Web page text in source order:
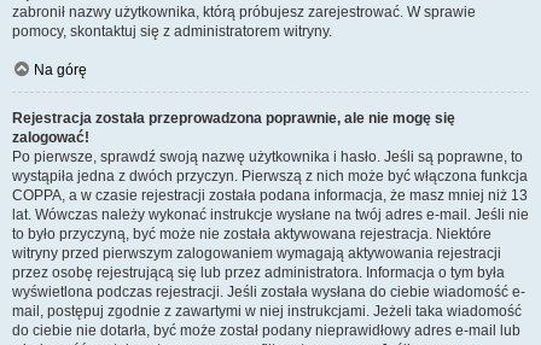
zabronił nazwy użytkownika, którą próbujesz zarejestrować. W sprawie
pomocy, skontaktuj się z administratorem witryny.
Na górę
Rejestracja została przeprowadzona poprawnie, ale nie mogę się
zalogować!
Po pierwsze, sprawdź swoją nazwę użytkownika i hasło. Jeśli są poprawne, to
wystąpiła jedna z dwóch przyczyn. Pierwszą z nich może być włączona funkcja
COPPA, a w czasie rejestracji została podana informacja, że masz mniej niż 13
lat. Wówczas należy wykonać instrukcje wysłane na twój adres e-mail. Jeśli nie
to było przyczyną, być może nie została aktywowana rejestracja. Niektóre
witryny przed pierwszym zalogowaniem wymagają aktywowania rejestracji
przez osobę rejestrującą się lub przez administratora. Informacja o tym była
wyświetlona podczas rejestracji. Jeśli została wysłana do ciebie wiadomość e-
mail, postępuj zgodnie z zawartymi w niej instrukcjami. Jeżeli taka wiadomość
do ciebie nie dotarła, być może został podany nieprawidłowy adres e-mail lub